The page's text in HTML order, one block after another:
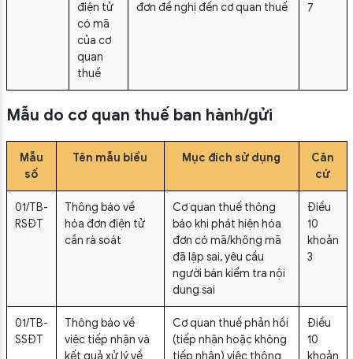
điện tử
có mã
của cơ
quan
thuế
đơn đề nghị đến cơ quan thuế
7
Mẫu do cơ quan thuế ban hành/gửi
Mẫu
số
Tên mẫu biểu Mục đích sử dụng
Căn
cứ
01/TB-
RSĐT
Thông báo về
hóa đơn điện tử
cần rà soát
Cơ quan thuế thông
báo khi phát hiện hóa
đơn có mã/không mã
đã lập sai, yêu cầu
người bán kiểm tra nội
dung sai
Điều
10
khoản
3
01/TB-
SSĐT
Thông báo về
việc tiếp nhận và
Cơ quan thuế phản hồi
(tiếp nhận hoặc không
Điều
10